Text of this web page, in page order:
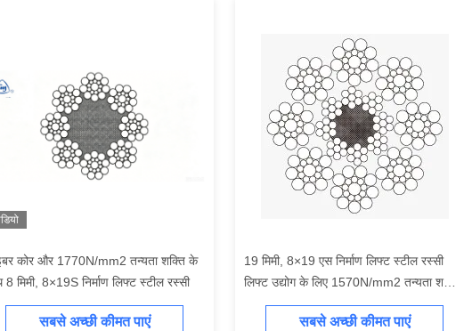
कोर और 1770N/mm2 तन्यता शक्ति के
8 मिमी, 8×19S निर्माण लिफ्ट स्टील रस्सी
सबसे अच्छी कीमत पाएं
19 मिमी, 8×19 एस निर्माण लिफ्ट स्टील रस्सी
लिफ्ट उद्योग के लिए 1570N/mm2 तन्यता शक्ति
के साथ
सबसे अच्छी कीमत पाएं